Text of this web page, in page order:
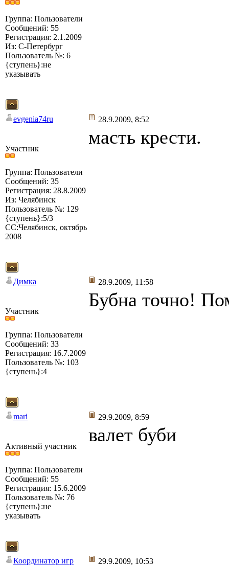
Группа: Пользователи
Сообщений: 55
Регистрация: 2.1.2009
Из: С-Петербург
Пользователь №: 6
{ступень}:не
указывать
evgenia74ru 28.9.2009, 8:52
Участник
Группа: Пользователи
Сообщений: 35
Регистрация: 28.8.2009
Из: Челябинск
Пользователь №: 129
{ступень}:5/3
СС:Челябинск, октябрь
2008
масть крести.
Димка 28.9.2009, 11:58
Участник
Группа: Пользователи
Сообщений: 33
Регистрация: 16.7.2009
Пользователь №: 103
{ступень}:4
Бубна точно!
mari 29.9.2009, 8:59
Активный участник
Группа: Пользователи
Сообщений: 55
Регистрация: 15.6.2009
Пользователь №: 76
{ступень}:не
указывать
валет буби
Координатор игр 29.9.2009, 10:53